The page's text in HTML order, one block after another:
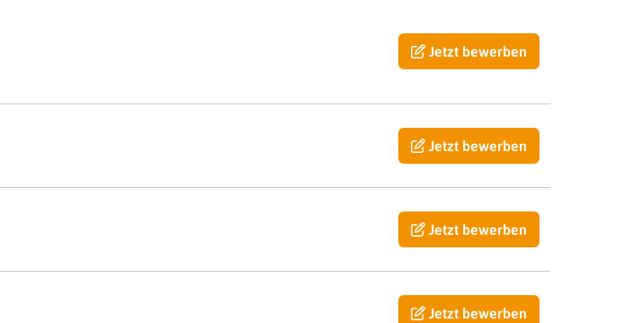
Jetzt bewerben
Jetzt bewerben
Jetzt bewerben
Jetzt bewerben